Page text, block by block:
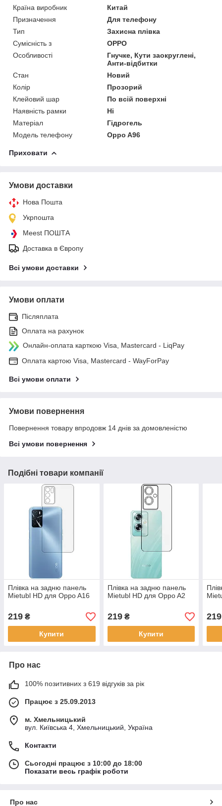
Країна виробник
Китай
Призначення
Для телефону
Тип
Захисна плівка
Сумісність з
OPPO
Особливості
Гнучке, Кути заокруглені,
Анти-відбитки
Стан
Новий
Колір
Прозорий
Клейовий шар
По всій поверхні
Наявність рамки
Ні
Матеріал
Гідрогель
Модель телефону
Oppo A96
Приховати
Умови доставки
Нова Пошта
Укрпошта
Meest ПОШТА
Доставка в Європу
Всі умови доставки
Умови оплати
Післяплата
Оплата на рахунок
Онлайн-оплата карткою Visa, Mastercard - LiqPay
Оплата картою Visa, Mastercard - WayForPay
Всі умови оплати
Умови повернення
Повернення товару впродовж 14 днів за домовленістю
Всі умови повернення
Подібні товари компанії
Плівка на задню панель
Mietubl HD для Oppo A16
219 ₴
Купити
Плівка на задню панель
Mietubl HD для Oppo A2
219₴
Купити
219
Про нас
100% позитивних з 619 відгуків за рік
Працює з 25.09.2013
м. Хмельницький
вул. Київська 4, Хмельницький, Україна
Контакти
Сьогодні працює з 10:00 до 18:00
Показати весь графік роботи
Про нас